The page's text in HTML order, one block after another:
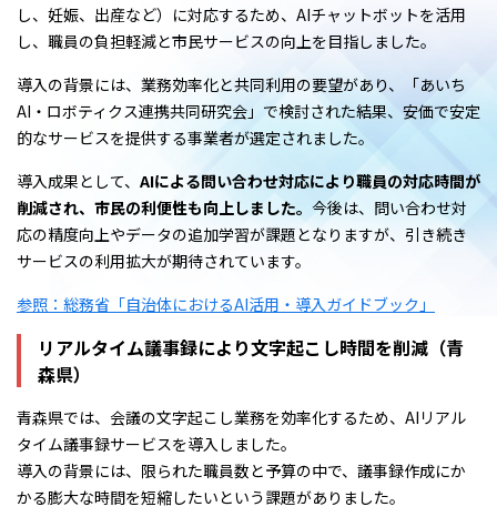
し、妊娠、出産など）に対応するため、AIチャットボットを活用
し、職員の負担軽減と市民サービスの向上を目指しました。
導入の背景には、業務効率化と共同利用の要望があり、「あいち
AI・ロボティクス連携共同研究会」で検討された結果、安価で安定
的なサービスを提供する事業者が選定されました。
導入成果として、 AIによる問い合わせ対応により職員の対応時間が
削減され、市民の利便性も向上しました。 今後は、問い合わせ対
応の精度向上やデータの追加学習が課題となりますが、引き続き
サービスの利用拡大が期待されています。
参照：総務省「自治体におけるAI活用・導入ガイドブック」
リアルタイム議事録により文字起こし時間を削減（青
森県）
青森県では、会議の文字起こし業務を効率化するため、AIリアル
タイム議事録サービスを導入しました。
導入の背景には、限られた職員数と予算の中で、議事録作成にか
かる膨大な時間を短縮したいという課題がありました。